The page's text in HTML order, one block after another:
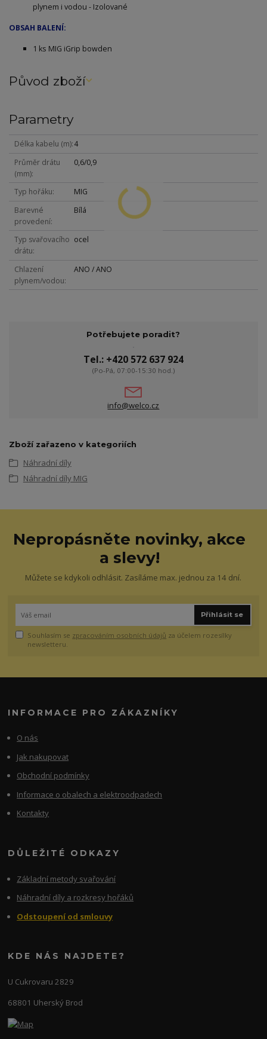
plynem i vodou - Izolované
OBSAH BALENÍ:
1 ks MIG iGrip bowden
Původ zboží
Parametry
Délka kabelu (m) 4
Průměr drátu
(mm)
0,6/0,9
Typ hořáku
MIG
Barevné
provedení
Bílá
Typ svařovacího
drátu
ocel
Chlazení
plynem/vodou
ANO / ANO
Potřebujete poradit?
Tel.: +420 572 637 924
(Po-Pá, 07:00-15:30 hod.)
info@welco.cz
Zboží zařazeno v kategoriích
Náhradní díly
Náhradní díly MIG
Nepropásněte novinky, akce
a slevy!
Můžete se kdykoli odhlásit. Zasíláme max. jednou za 14 dní.
Přihlásit se
Souhlasím se zpracováním osobních údajů za účelem rozesílky
newsletteru.
INFORMACE PRO ZÁKAZNÍKY
O nás
Jak nakupovat
Obchodní podmínky
Informace o obalech a elektroodpadech
Kontakty
DŮLEŽITÉ ODKAZY
Základní metody svařování
Náhradní díly a rozkresy hořáků
Odstoupení od smlouvy
KDE NÁS NAJDETE?
U Cukrovaru 2829
68801 Uherský Brod